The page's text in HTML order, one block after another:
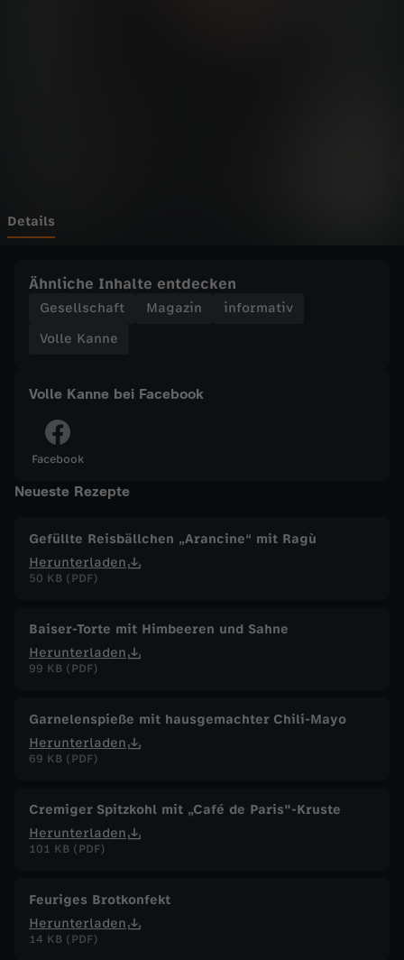
r
u
r
i
n
A
s
c
h
f
e
b
Details
Ähnliche Inhalte entdecken
Gesellschaft Magazin
informativ
Volle Kanne
Volle Kanne bei Facebook
Facebook
Neueste Rezepte
Gefüllte Reisbällchen „Arancine“ mit Ragù
Herunterladen
50 KB (PDF)
Baiser-Torte mit Himbeeren und Sahne
Herunterladen
99 KB (PDF)
Garnelenspieße mit hausgemachter Chili-Mayo
Herunterladen
69 KB (PDF)
Cremiger Spitzkohl mit „Café de Paris"-Kruste
Herunterladen
101 KB (PDF)
Feuriges Brotkonfekt
Herunterladen
14 KB (PDF)